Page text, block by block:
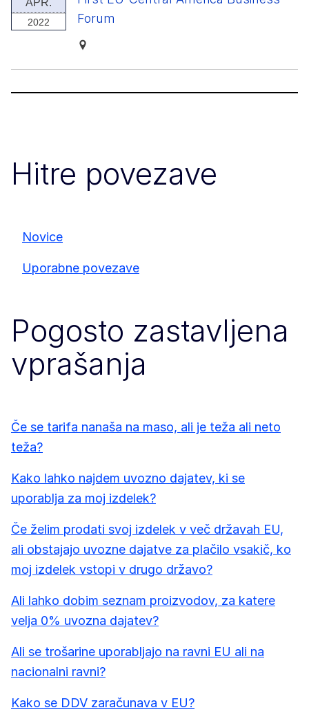
2022
Forum
Hitre povezave
Novice
Uporabne povezave
Pogosto zastavljena
vprašanja
Če se tarifa nanaša na maso, ali je teža ali neto
teža?
Kako lahko najdem uvozno dajatev, ki se
uporablja za moj izdelek?
Če želim prodati svoj izdelek v več državah EU,
ali obstajajo uvozne dajatve za plačilo vsakič, ko
moj izdelek vstopi v drugo državo?
Ali lahko dobim seznam proizvodov, za katere
velja 0% uvozna dajatev?
Ali se trošarine uporabljajo na ravni EU ali na
nacionalni ravni?
Kako se DDV zaračunava v EU?